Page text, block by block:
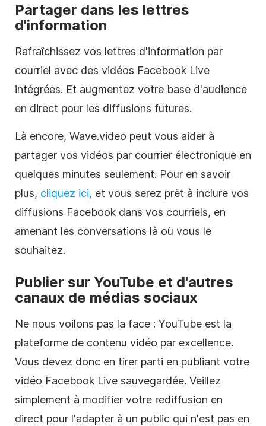
Partager dans les lettres
d'information
Rafraîchissez vos lettres d'information par
courriel avec des vidéos Facebook Live
intégrées. Et augmentez votre base d'audience
en direct pour les diffusions futures.
Là encore, Wave.video peut vous aider à
partager vos vidéos par courrier électronique en
quelques minutes seulement. Pour en savoir
plus, cliquez ici, et vous serez prêt à inclure vos
diffusions Facebook dans vos courriels, en
amenant les conversations là où vous le
souhaitez.
Publier sur YouTube et d'autres
canaux de médias sociaux
Ne nous voilons pas la face : YouTube est la
plateforme de contenu vidéo par excellence.
Vous devez donc en tirer parti en publiant votre
vidéo Facebook Live sauvegardée. Veillez
simplement à modifier votre rediffusion en
direct pour l'adapter à un public qui n'est pas en